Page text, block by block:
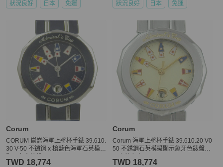
狀況良好 日本 免運 狀況良好 日本 免運
Corum
CORUM 崑崙海軍上將杯手錶 39.610.
30 V-50 不鏽鋼 x 槍藍色海軍石英模擬
TWD 18,774
Corum
Corum 海軍上將杯手錶 39.610.20 V0
50 不銹鋼石英模擬顯示象牙色錶盤海
TWD 18,774